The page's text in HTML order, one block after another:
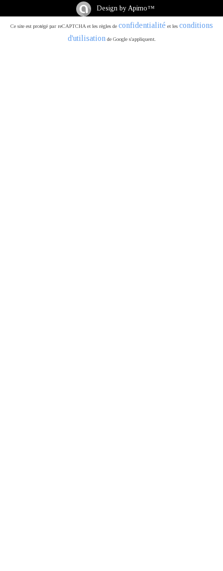
Design by Apimo™
Ce site est protégé par reCAPTCHA et les règles de confidentialité et les conditions
d'utilisation de Google s'appliquent.